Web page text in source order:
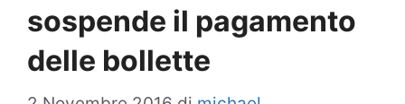
sospende il pagamento
delle bollette